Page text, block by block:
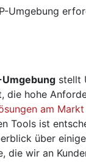
stellt
die hohe
am
Tools ist
über
wir an